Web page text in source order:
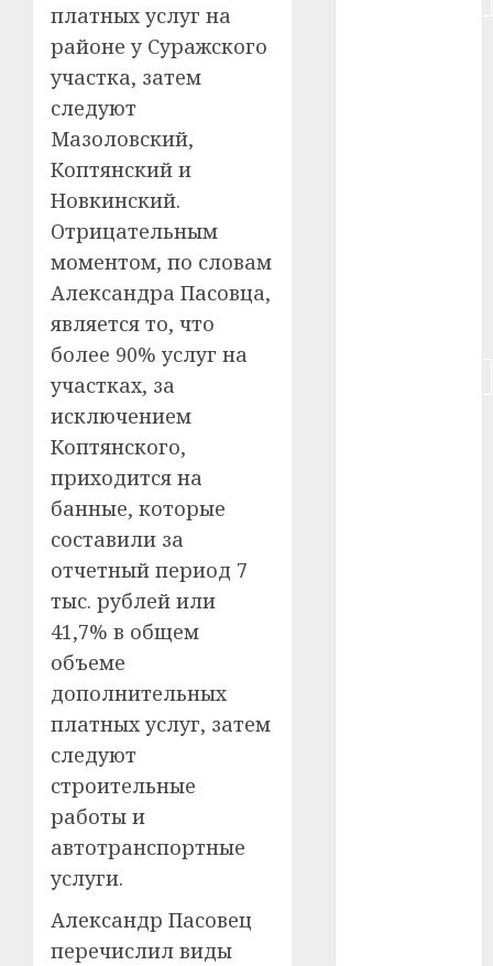
платных услуг на
районе у Суражского
участка, затем
следуют
Мазоловский,
Коптянский и
Новкинский.
Отрицательным
моментом, по словам
Александра Пасовца,
является то, что
более 90% услуг на
участках, за
исключением
Коптянского,
приходится на
банные, которые
составили за
отчетный период 7
тыс. рублей или
41,7% в общем
объеме
дополнительных
платных услуг, затем
следуют
строительные
работы и
автотранспортные
услуги.
Александр Пасовец
перечислил виды